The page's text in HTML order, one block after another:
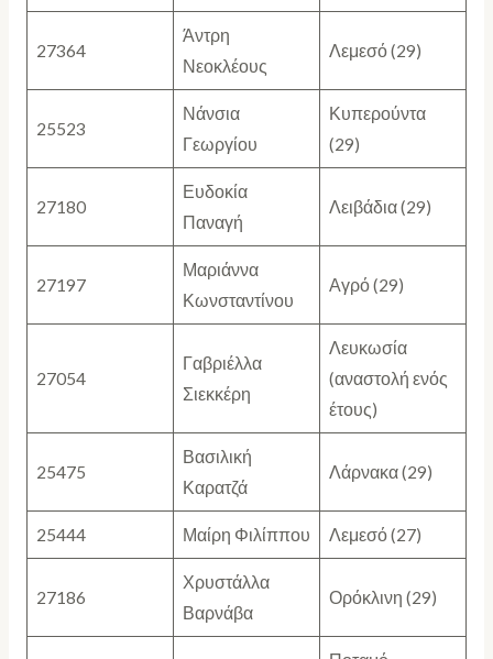
27364
Άντρη
Νεοκλέους
Λεμεσό (29)
25523
Νάνσια
Γεωργίου
Κυπερούντα
(29)
27180
Ευδοκία
Παναγή
Λειβάδια (29)
27197
Μαριάννα
Κωνσταντίνου
Αγρό (29)
27054
Γαβριέλλα
Σιεκκέρη
Λευκωσία
(αναστολή ενός
έτους)
25475
Βασιλική
Καρατζά
Λάρνακα (29)
25444 Μαίρη Φιλίππου Λεμεσό (27)
27186
Χρυστάλλα
Βαρνάβα
Ορόκλινη (29)